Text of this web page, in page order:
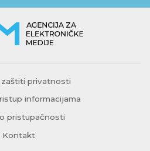
privatnosti
informacijama
pristupačnosti
Kontakt